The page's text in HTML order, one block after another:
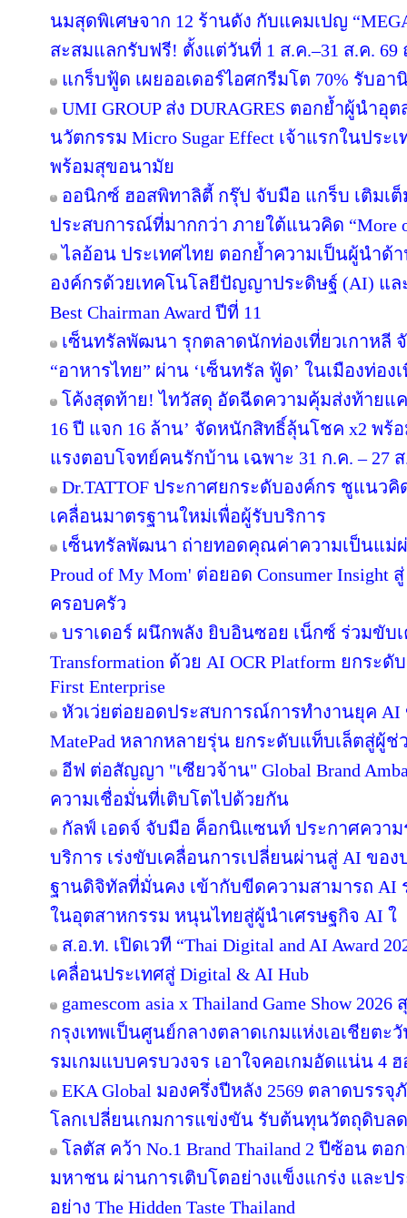
นมสุดพิเศษจาก 12 ร้านดัง กับแคมเปญ
สะสมแลกรับฟรี! ตั้งแต่วันที่ 1 ส.ค.–31 ส.ค.
แกร็บฟู้ด เผยออเดอร์ไอศกรีมโต 70% รับอา
UMI GROUP ส่ง DURAGRES ตอกย้ำผู้นำอุ
นวัตกรรม Micro Sugar Effect เจ้าแรกในปร
พร้อมสุขอนามัย
ออนิกซ์ ฮอสพิทาลิตี้ กรุ๊ป จับมือ แกร็บ เติมเ
ประสบการณ์ที่มากกว่า ภายใต้แนวคิด “More
ไลอ้อน ประเทศไทย ตอกย้ำความเป็นผู้นำด้
องค์กรด้วยเทคโนโลยีปัญญาประดิษฐ์ (AI) และ
Best Chairman Award ปีที่ 11
เซ็นทรัลพัฒนา รุกตลาดนักท่องเที่ยวเกาหลี
“อาหารไทย” ผ่าน ‘เซ็นทรัล ฟู้ด’ ในเมืองท่อง
โค้งสุดท้าย! ไทวัสดุ อัดฉีดความคุ้มส่งท้ายแ
16 ปี แจก 16 ล้าน’ จัดหนักสิทธิ์ลุ้นโชค x2 พ
แรงตอบโจทย์คนรักบ้าน เฉพาะ 31 ก.ค. – 27
Dr.TATTOF ประกาศยกระดับองค์กร ชูแนว
เคลื่อนมาตรฐานใหม่เพื่อผู้รับบริการ
เซ็นทรัลพัฒนา ถ่ายทอดคุณค่าความเป็นแม่ผ่า
Proud of My Mom' ต่อยอด Consumer Insight
ครอบครัว
บราเดอร์ ผนึกพลัง ยิบอินซอย เน็กซ์ ร่วมขับเ
Transformation ด้วย AI OCR Platform ยกระ
First Enterprise
หัวเว่ยต่อยอดประสบการณ์การทำงานยุค AI
MatePad หลากหลายรุ่น ยกระดับแท็บเล็ตสู่ผู้
อีฟ ต่อสัญญา "เซียวจ้าน" Global Brand
ความเชื่อมั่นที่เติบโตไปด้วยกัน
กัลฟ์ เอดจ์ จับมือ ค็อกนิแซนท์ ประกาศควา
บริการ เร่งขับเคลื่อนการเปลี่ยนผ่านสู่ AI ขอ
ฐานดิจิทัลที่มั่นคง เข้ากับขีดความสามารถ AI
ในอุตสาหกรรม หนุนไทยสู่ผู้นำเศรษฐกิจ AI ใ
ส.อ.ท. เปิดเวที “Thai Digital and AI Award
เคลื่อนประเทศสู่ Digital & AI Hub
gamescom asia x Thailand Game Show
กรุงเทพเป็นศูนย์กลางตลาดเกมแห่งเอเชียต
รมเกมแบบครบวงจร เอาใจคอเกมอัดแน่น 4
EKA Global มองครึ่งปีหลัง 2569 ตลาดบร
โลกเปลี่ยนเกมการแข่งขัน รับต้นทุนวัตถุดิบล
โลตัส คว้า No.1 Brand Thailand 2 ปีซ้อน ต
มหาชน ผ่านการเติบโตอย่างแข็งแกร่ง และ
อย่าง The Hidden Taste Thailand